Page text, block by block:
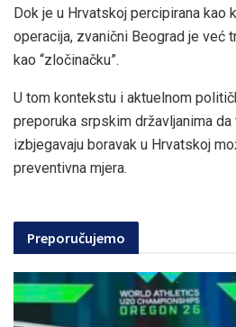
Dok je u Hrvatskoj percipirana kao
operacija, zvanični Beograd je već
kao “zločinačku”.
U tom kontekstu i aktuelnom
preporuka srpskim državljanima
izbjegavaju boravak u Hrvatskoj
preventivna mjera.
Preporučujemo